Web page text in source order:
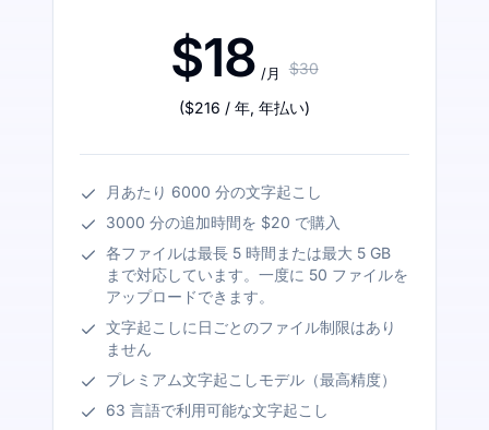
$18 /月 $30
($216 / 年, 年払い)
月あたり 6000 分の文字起こし
3000 分の追加時間を $20 で購入
各ファイルは最長 5 時間または最大 5 GB
まで対応しています。一度に 50 ファイルを
アップロードできます。
文字起こしに日ごとのファイル制限はあり
ません
プレミアム文字起こしモデル（最高精度）
63 言語で利用可能な文字起こし